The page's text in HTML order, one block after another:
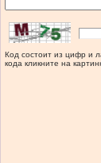
Код состоит из цифр и
кода кликните на